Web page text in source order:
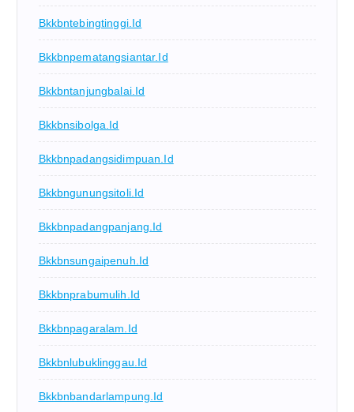
Bkkbntebingtinggi.id
Bkkbnpematangsiantar.id
Bkkbntanjungbalai.id
Bkkbnsibolga.id
Bkkbnpadangsidimpuan.id
Bkkbngunungsitoli.id
Bkkbnpadangpanjang.id
Bkkbnsungaipenuh.id
Bkkbnprabumulih.id
Bkkbnpagaralam.id
Bkkbnlubuklinggau.id
Bkkbnbandarlampung.id